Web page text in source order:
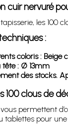
cuir nervuré
les 100
:
coloris : Beige
tête : Ø 13mm
des stocks.
100 clous de
permettent
tablettes pour